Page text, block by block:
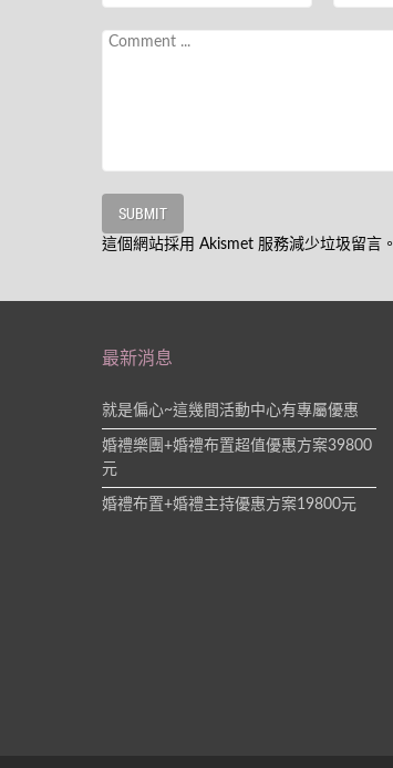
這個網站採用 Akismet 服務減少垃圾留言。
最新消息
就是偏心~這幾間活動中心有專屬優惠
婚禮樂團+婚禮布置超值優惠方案39800
元
婚禮布置+婚禮主持優惠方案19800元